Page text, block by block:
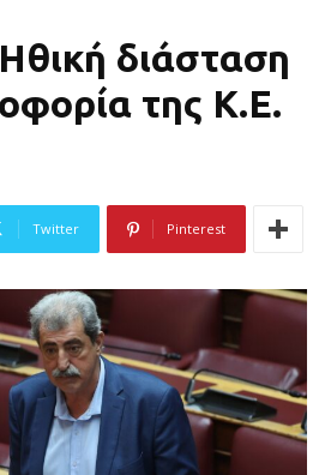
διάσταση
της Κ.Ε.
Twitter Pinterest